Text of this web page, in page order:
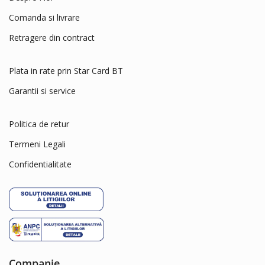
Club 4 Paws
COA
Comfy
Crystal Cat
Delickcious
Dingo
Dog Chow
Dogit
Dreamies
dry sense
Comanda si livrare
Retragere din contract
Plata in rate prin Star Card BT
Garantii si service
Politica de retur
Termeni Legali
Confidentialitate